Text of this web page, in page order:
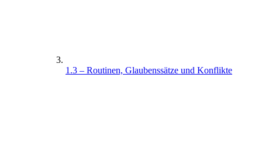
1.3 – Routinen, Glaubenssätze und Konflikte